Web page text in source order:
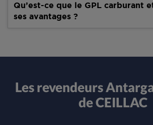
Qu’est-ce que le GPL carburant
ses avantages ?
Les revendeurs
de CEILLAC